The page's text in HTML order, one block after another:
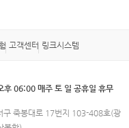
고객센터 링크시스템
06:00 매주 토 일 공휴일 휴무
구 죽봉대로 17번지 103-408호(광